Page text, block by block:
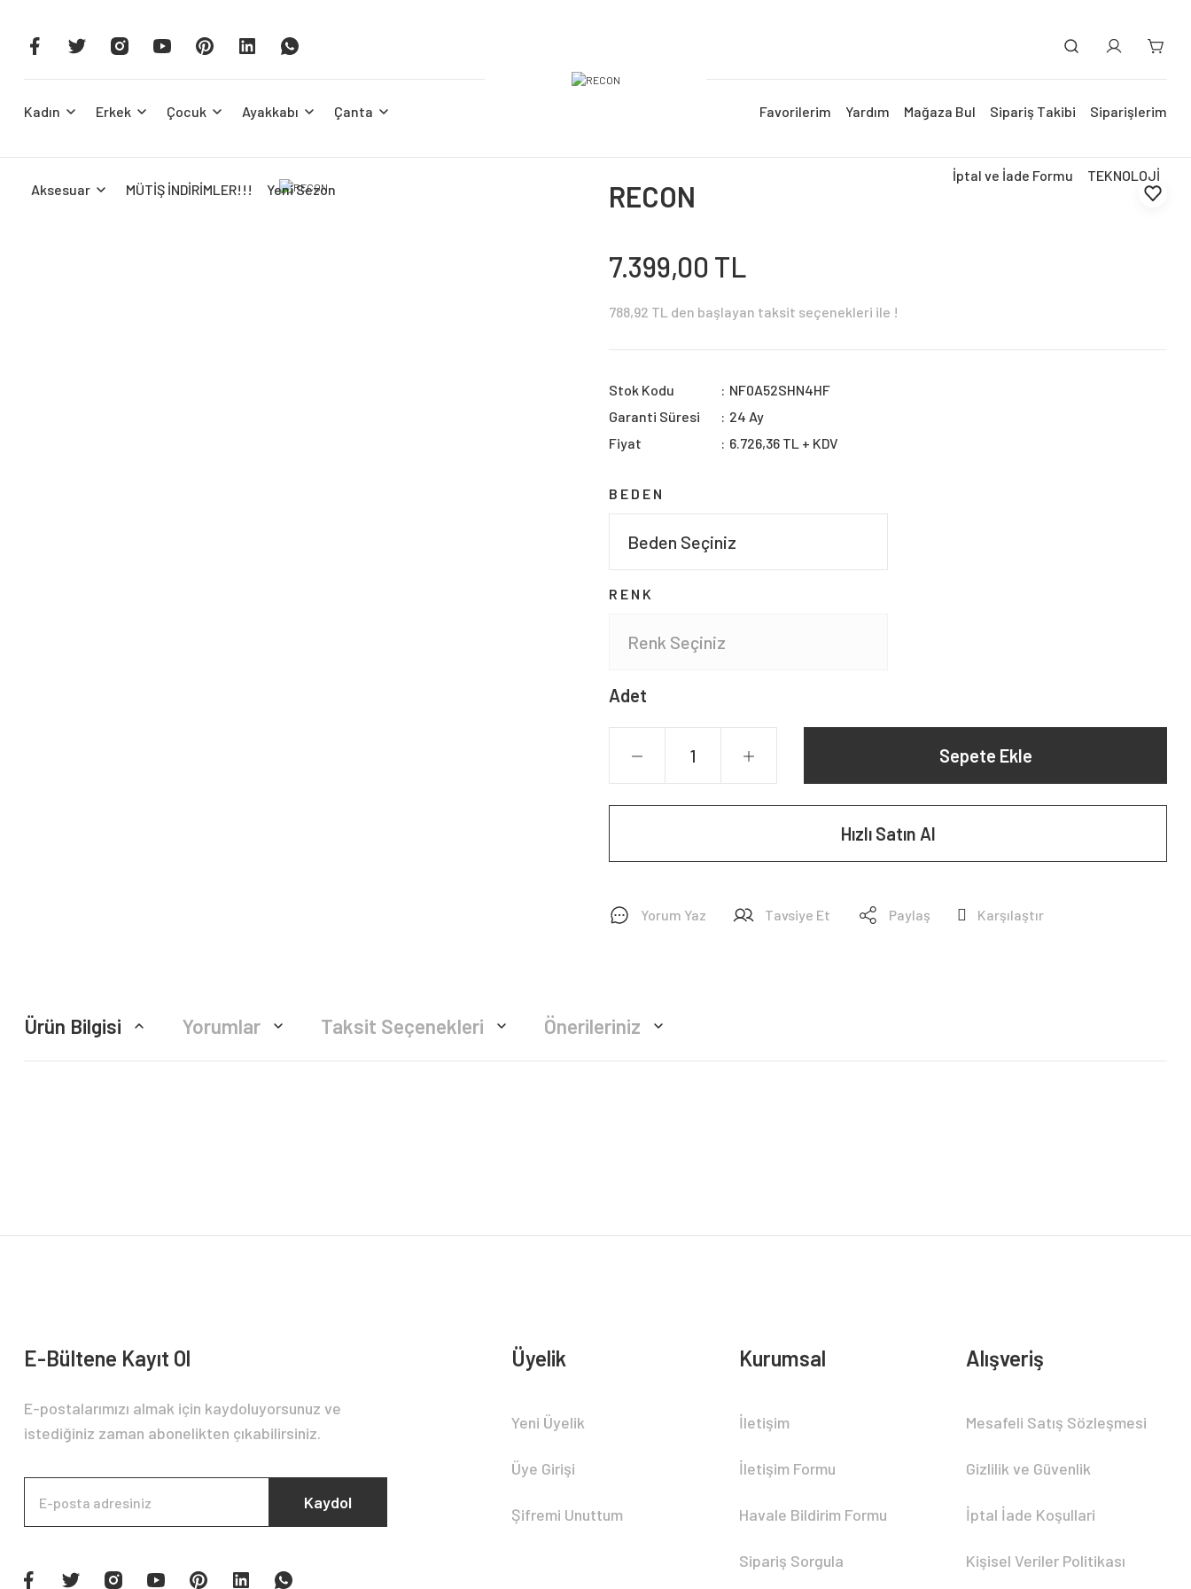
Kadın Erkek Çocuk Ayakkabı Çanta
Aksesuar MÜTİŞ İNDİRİMLER!!! Yeni Sezon
Siparişlerim
Sipariş Takibi
Mağaza Bul
Yardım
Favorilerim
TEKNOLOJİ
İptal ve İade Formu
RECON
7.399,00 TL
788,92 TL den başlayan taksit seçenekleri ile !
Stok Kodu
NF0A52SHN4HF
Garanti Süresi
24 Ay
Fiyat
6.726,36 TL + KDV
BEDEN
RENK
Adet
Sepete Ekle
Hızlı Satın Al
Yorum Yaz Tavsiye Et Paylaş Karşılaştır
Ürün Bilgisi Yorumlar Taksit Seçenekleri Önerileriniz
E-Bültene Kayıt Ol
E-postalarımızı almak için kaydoluyorsunuz ve
istediğiniz zaman abonelikten çıkabilirsiniz.
Kaydol
Üyelik
Yeni Üyelik
Üye Girişi
Şifremi Unuttum
Kurumsal
İletişim
İletişim Formu
Havale Bildirim Formu
Sipariş Sorgula
Alışveriş
Mesafeli Satış Sözleşmesi
Gizlilik ve Güvenlik
İptal İade Koşullari
Kişisel Veriler Politikası